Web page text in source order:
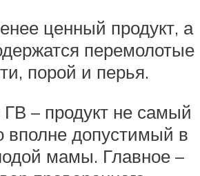
ценный продукт, а
перемолотые
порой и перья.
– продукт не самый
вполне допустимый в
мамы. Главное –